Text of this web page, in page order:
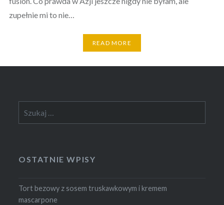
zupełnie mi to nie…
READ MORE
OSTATNIE WPISY
Tort bezowy z sosem truskawkowym i kremem
mascarpone